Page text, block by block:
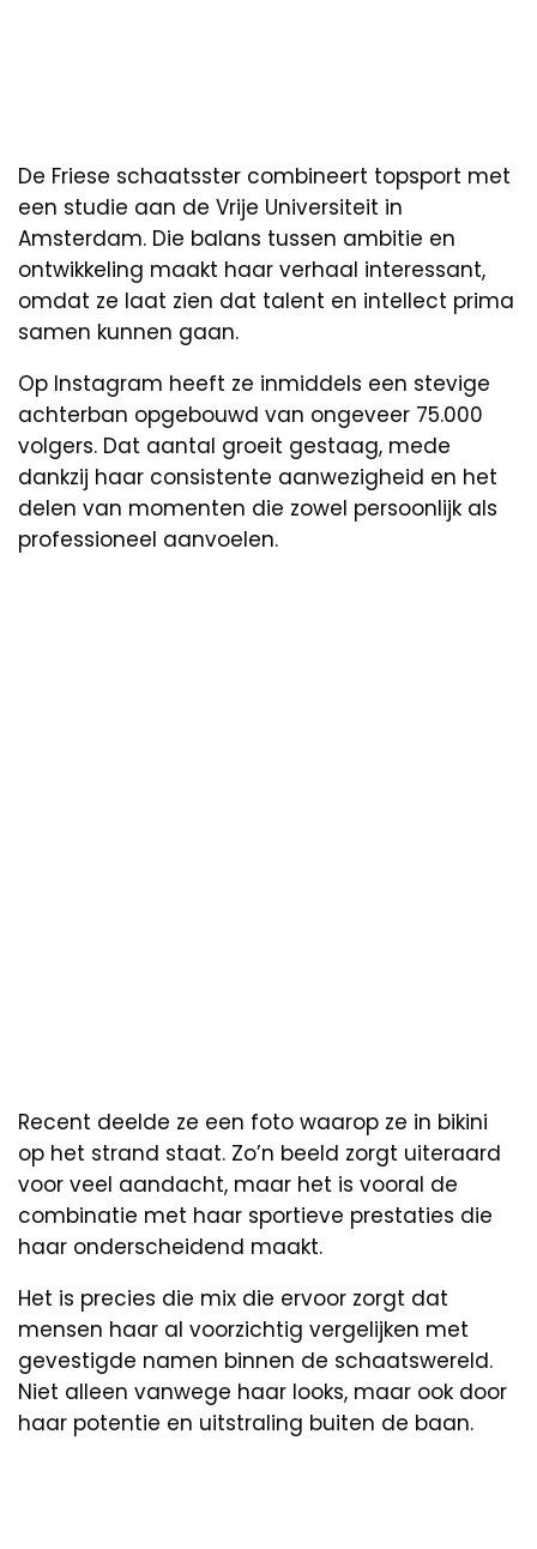
De Friese schaatsster combineert topsport met
een studie aan de Vrije Universiteit in
Amsterdam. Die balans tussen ambitie en
ontwikkeling maakt haar verhaal interessant,
omdat ze laat zien dat talent en intellect prima
samen kunnen gaan.
Op Instagram heeft ze inmiddels een stevige
achterban opgebouwd van ongeveer 75.000
volgers. Dat aantal groeit gestaag, mede
dankzij haar consistente aanwezigheid en het
delen van momenten die zowel persoonlijk als
professioneel aanvoelen.
Recent deelde ze een foto waarop ze in bikini
op het strand staat. Zo’n beeld zorgt uiteraard
voor veel aandacht, maar het is vooral de
combinatie met haar sportieve prestaties die
haar onderscheidend maakt.
Het is precies die mix die ervoor zorgt dat
mensen haar al voorzichtig vergelijken met
gevestigde namen binnen de schaatswereld.
Niet alleen vanwege haar looks, maar ook door
haar potentie en uitstraling buiten de baan.